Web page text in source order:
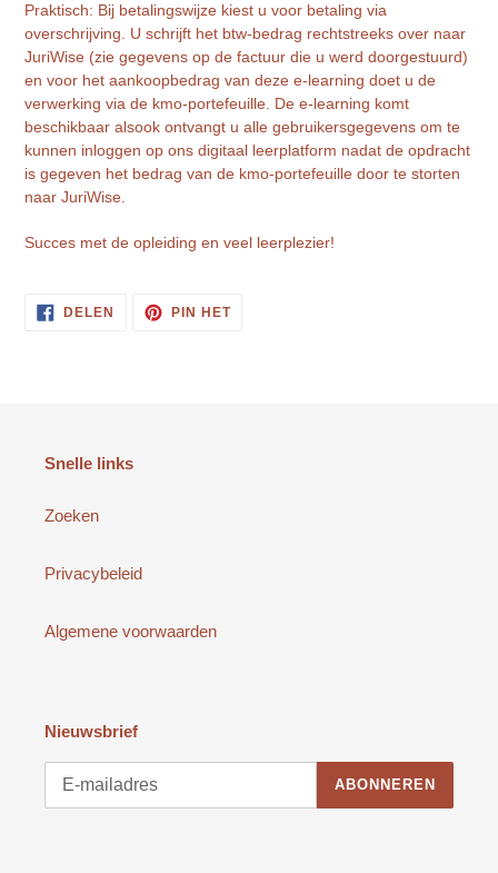
Praktisch: Bij betalingswijze kiest u voor betaling via
overschrijving. U schrijft het btw-bedrag rechtstreeks over naar
JuriWise (zie gegevens op de factuur die u werd doorgestuurd)
en voor het aankoopbedrag van deze e-learning doet u de
verwerking via de kmo-portefeuille. De e-learning komt
beschikbaar alsook ontvangt u alle gebruikersgegevens om te
kunnen inloggen op ons digitaal leerplatform nadat de opdracht
is gegeven het bedrag van de kmo-portefeuille door te storten
naar JuriWise.
Succes met de opleiding en veel leerplezier!
DELEN DELEN PIN HETPINNEN
Snelle links
Zoeken
Privacybeleid
Algemene voorwaarden
Nieuwsbrief
ABONNEREN